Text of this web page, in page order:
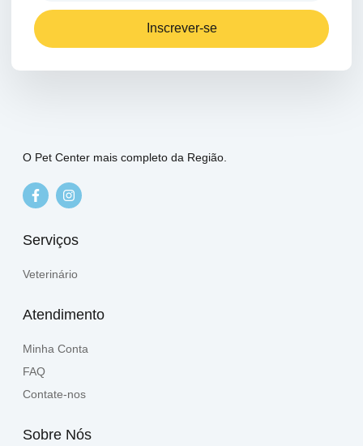
Inscrever-se
O Pet Center mais completo da Região.
Serviços
Veterinário
Atendimento
Minha Conta
FAQ
Contate-nos
Sobre Nós